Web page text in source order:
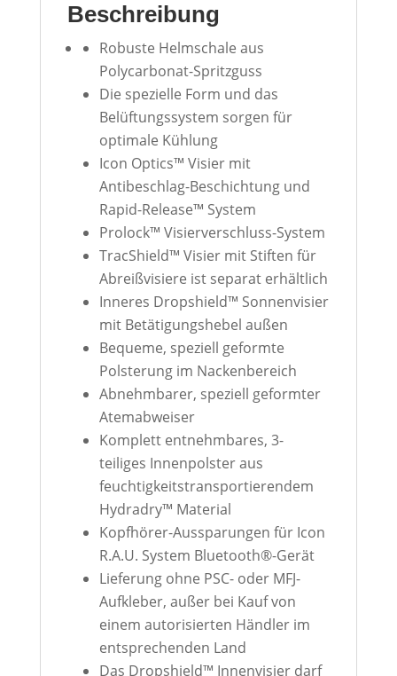
Beschreibung
Robuste Helmschale aus
Polycarbonat-Spritzguss
Die spezielle Form und das
Belüftungssystem sorgen für
optimale Kühlung
Icon Optics™ Visier mit
Antibeschlag-Beschichtung und
Rapid-Release™ System
Prolock™ Visierverschluss-System
TracShield™ Visier mit Stiften für
Abreißvisiere ist separat erhältlich
Inneres Dropshield™ Sonnenvisier
mit Betätigungshebel außen
Bequeme, speziell geformte
Polsterung im Nackenbereich
Abnehmbarer, speziell geformter
Atemabweiser
Komplett entnehmbares, 3-
teiliges Innenpolster aus
feuchtigkeitstransportierendem
Hydradry™ Material
Kopfhörer-Aussparungen für Icon
R.A.U. System Bluetooth®-Gerät
Lieferung ohne PSC- oder MFJ-
Aufkleber, außer bei Kauf von
einem autorisierten Händler im
entsprechenden Land
Das Dropshield™ Innenvisier darf